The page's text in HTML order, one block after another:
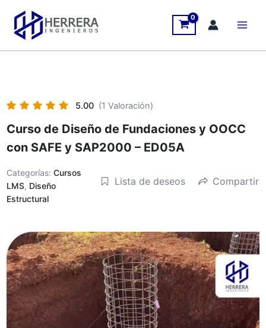
contenido
5.00 (1 Valoración)
Curso de Diseño de Fundaciones y OOCC
con SAFE y SAP2000 – ED05A
Categorías: Cursos
LMS, Diseño
Estructural
Lista de deseos Compartir